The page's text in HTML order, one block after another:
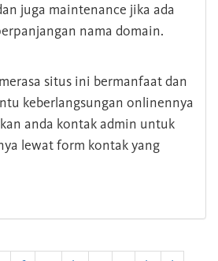
juga maintenance jika ada
nama domain.
situs ini bermanfaat dan
keberlangsungan onlinennya
anda kontak admin untuk
lewat form kontak yang